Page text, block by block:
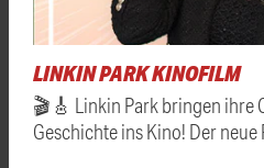
LINKIN PARK KINOFILM
🎬🎸 Linkin Park bringen ihre
Geschichte ins Kino! Der